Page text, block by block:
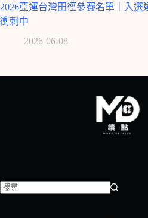
2026亞運台灣田徑參賽名單｜入選
衝刺中
2026-06-08